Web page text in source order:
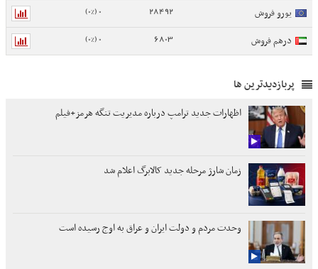
یورو فروش 28492
0 (0%)
درهم فروش 6803
0 (0%)
پربازدیدترین ها
اظهارات جدید ترامپ درباره مدیریت تنگه هرمز+فیلم
زمان شارژ مرحله جدید کالابرگ اعلام شد
وحدت مردم و دولت ایران و عراق به اوج رسیده است